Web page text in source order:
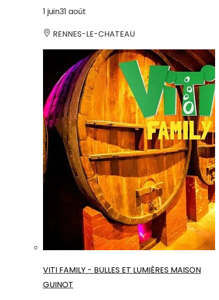
1 juin31 août
RENNES-LE-CHATEAU
VITI FAMILY - BULLES ET LUMIÈRES MAISON
GUINOT